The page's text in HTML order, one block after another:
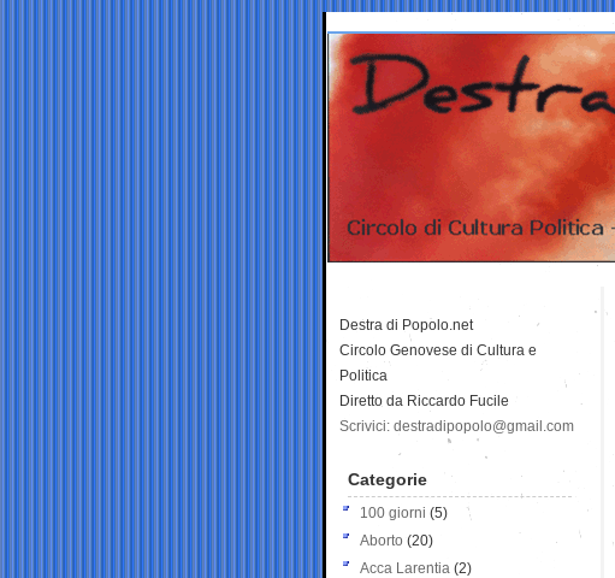
Destra di Popolo.net
Circolo Genovese di Cultura e
Politica
Diretto da Riccardo Fucile
Scrivici: destradipopolo@gmail.com
Categorie
100 giorni (5)
Aborto (20)
Acca Larentia (2)